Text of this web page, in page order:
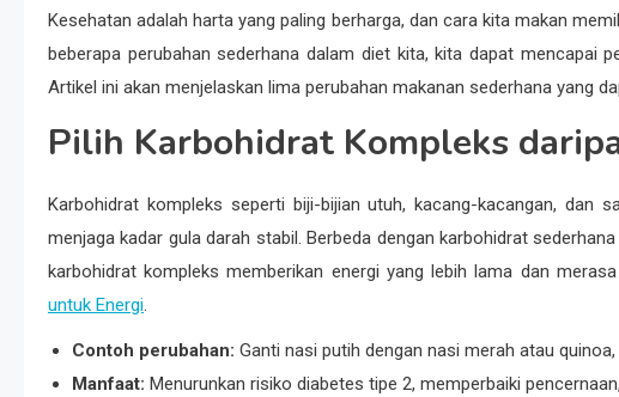
Kesehatan adalah harta yang paling berharga, dan cara kita makan
beberapa perubahan sederhana dalam diet kita, kita dapat mencapai
Artikel ini akan menjelaskan lima perubahan makanan sederhana yang
Pilih Karbohidrat Kompleks
Karbohidrat kompleks seperti biji-bijian utuh, kacang-kacangan, dan
menjaga kadar gula darah stabil. Berbeda dengan karbohidrat
karbohidrat kompleks memberikan energi yang lebih lama dan
untuk Energi.
Contoh perubahan: Ganti nasi putih dengan nasi merah atau
Manfaat: Menurunkan risiko diabetes tipe 2, memperbaiki